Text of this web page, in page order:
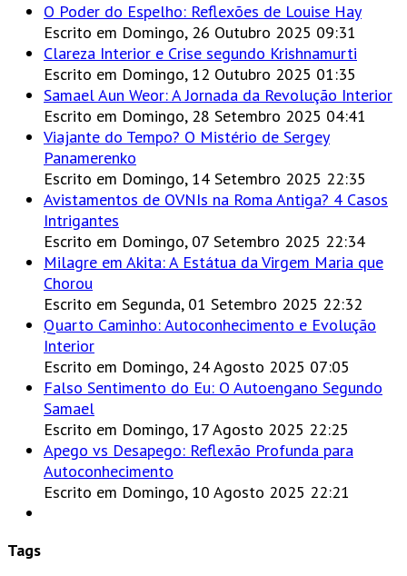
O Poder do Espelho: Reflexões de Louise Hay
Escrito em Domingo, 26 Outubro 2025 09:31
Clareza Interior e Crise segundo Krishnamurti
Escrito em Domingo, 12 Outubro 2025 01:35
Samael Aun Weor: A Jornada da Revolução Interior
Escrito em Domingo, 28 Setembro 2025 04:41
Viajante do Tempo? O Mistério de Sergey
Panamerenko
Escrito em Domingo, 14 Setembro 2025 22:35
Avistamentos de OVNIs na Roma Antiga? 4 Casos
Intrigantes
Escrito em Domingo, 07 Setembro 2025 22:34
Milagre em Akita: A Estátua da Virgem Maria que
Chorou
Escrito em Segunda, 01 Setembro 2025 22:32
Quarto Caminho: Autoconhecimento e Evolução
Interior
Escrito em Domingo, 24 Agosto 2025 07:05
Falso Sentimento do Eu: O Autoengano Segundo
Samael
Escrito em Domingo, 17 Agosto 2025 22:25
Apego vs Desapego: Reflexão Profunda para
Autoconhecimento
Escrito em Domingo, 10 Agosto 2025 22:21
Tags